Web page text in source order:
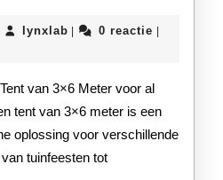
van
3×6
meter:
Perfecte
lynxlablynxlab0 reactie
tent van 3×6 meter is een
oplossing voor verschillende
tuinfeesten tot